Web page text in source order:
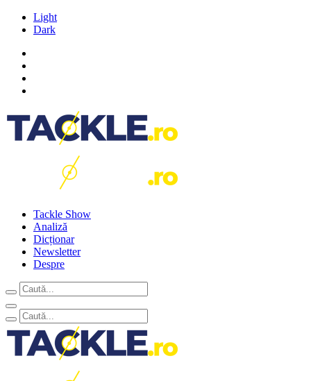
Light
Dark
Tackle Show
Analiză
Dicționar
Newsletter
Despre